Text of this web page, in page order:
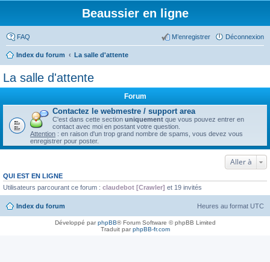
Beaussier en ligne
FAQ Déconnexion
M’enregistrer
Index du forum La salle d'attente
La salle d'attente
Forum
Contactez le webmestre / support area
C'est dans cette section uniquement que vous pouvez entrer en
contact avec moi en postant votre question.
Attention : en raison d'un trop grand nombre de spams, vous devez vous
enregistrer pour poster.
Aller à
QUI EST EN LIGNE
Utilisateurs parcourant ce forum : claudebot [Crawler] et 19 invités
Index du forum Heures au format UTC
Développé parphpBB® Forum Software © phpBB Limited
Traduit parphpBB-fr.com